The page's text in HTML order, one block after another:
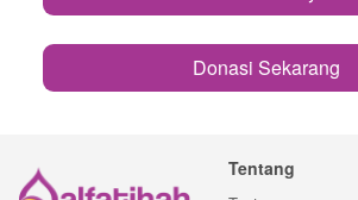
`Donasi Sekarang
Tentang